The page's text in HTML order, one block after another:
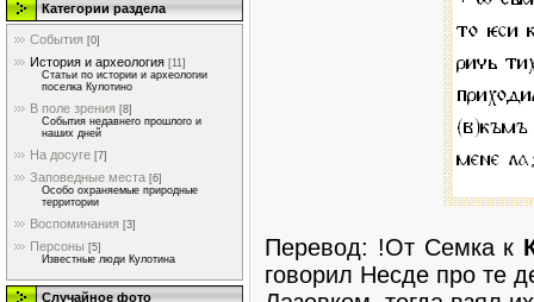
Категории раздела
События [0]
История и археология [11]
Статьи по истории и археологии
поселка Кулотино
В поле зрения [8]
События недавнего прошлого и
наших дней
На досуге [7]
Заповедные места [6]
Особо охраняемые природные
территории
Воспоминания [3]
Персоны [5]
Известные люди Кулотина
Случайное фото
Перевод: !От Семка к
говорил Несде про те